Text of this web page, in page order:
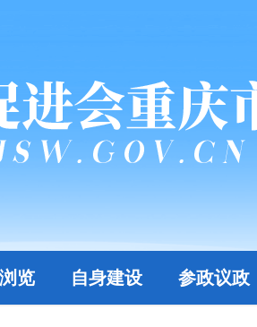
览 自身建设 参政议政